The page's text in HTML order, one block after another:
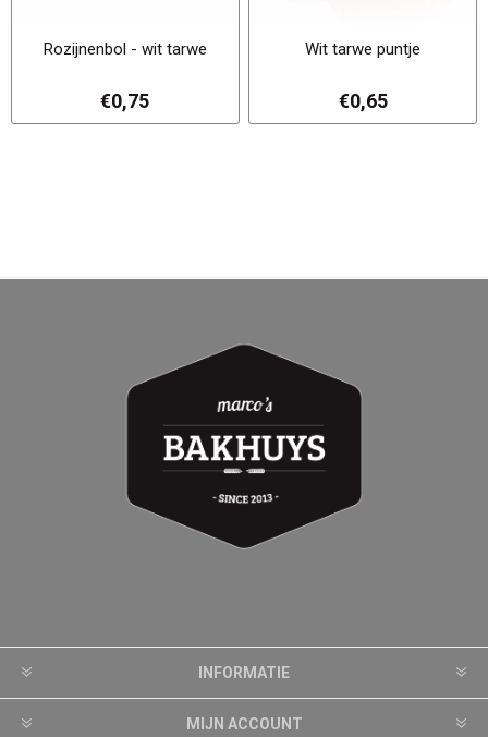
Rozijnenbol - wit tarwe
€0,75
Wit tarwe puntje
€0,65
INFORMATIE
MIJN ACCOUNT